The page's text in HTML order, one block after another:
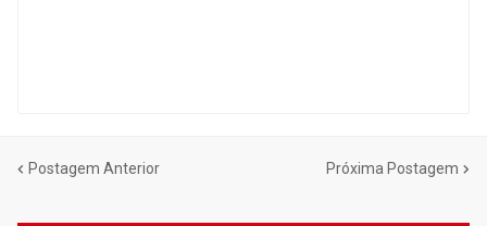
Postagem Anterior Próxima Postagem